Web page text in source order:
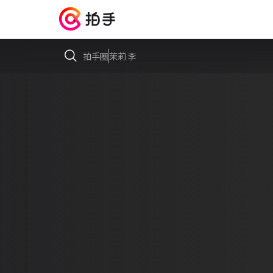
拍手圈茉莉 李